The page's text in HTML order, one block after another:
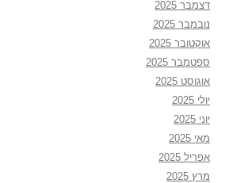
דצמבר 2025
נובמבר 2025
אוקטובר 2025
ספטמבר 2025
אוגוסט 2025
יולי 2025
יוני 2025
מאי 2025
אפריל 2025
מרץ 2025